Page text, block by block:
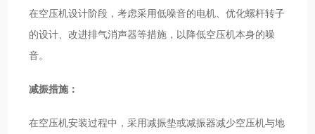
在空压机设计阶段，考虑采用低噪音的电机、优化螺杆转子
的设计、改进排气消声器等措施，以降低空压机本身的噪
音。
减振措施：
在空压机安装过程中，采用减振垫或减振器减少空压机与地